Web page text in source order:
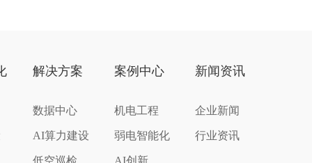
解决方案
数据中心
AI算力建设
低空巡检
案例中心
机电工程
弱电智能化
AI创新
新闻资讯
企业新闻
行业资讯